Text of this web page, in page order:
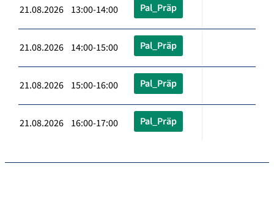
21.08.2026 13:00-14:00 Pal_Präp
21.08.2026 14:00-15:00 Pal_Präp
21.08.2026 15:00-16:00 Pal_Präp
21.08.2026 16:00-17:00 Pal_Präp